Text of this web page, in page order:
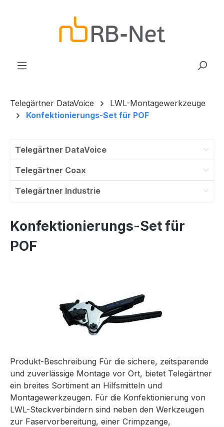
Telegärtner DataVoice
LWL-Montagewerkzeuge
Konfektionierungs-Set für POF
Telegärtner DataVoice
Telegärtner Coax
Telegärtner Industrie
Konfektionierungs-Set für
POF
Produkt-Beschreibung Für die sichere, zeitsparende
und zuverlässige Montage vor Ort, bietet Telegärtner
ein breites Sortiment an Hilfsmitteln und
Montagewerkzeugen. Für die Konfektionierung von
LWL-Steckverbindern sind neben den Werkzeugen
zur Faservorbereitung, einer Crimpzange,